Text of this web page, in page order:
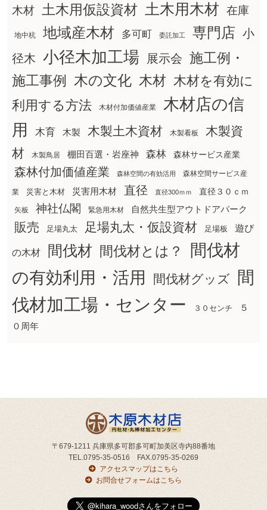
木材
土木用仮設資材 土木用木材 在庫
地中杭 地域産木材 多可町 委託加工 専門店 小
径木 小径木加工場 展示会 施工例・
施工事例
木の文化 木材 木材を有効に
利用する方法
木材付加価値産業
木材店の信
用
木育 木製 木製土木資材 木製看板
木製資
材
木製鳥居 棚田百選・岩座神 森林 森林サービス産業
森林付加価値産業 森林空間の有効活用 森林空間サービス産
業 災害と木材 災害用木材 直径 直径300ｍｍ 直径３０ｃｍ
矢板 神社仏閣 緊急用木材 自然共生型アウトドアパーク
販売 足場丸太 足場丸太・仮設資材 足場板 遊び
の木材 間伐材 間伐材とは？
間伐材
の有効利用・活用
間伐材グッズ
間
伐材加工場・センター
３０センチ
５
０周年
〒679-1211 兵庫県多可郡多可町加美区寺内88番地
TEL.0795-35-0516 FAX.0795-35-0269
アクセスマップはこちら
お問合せフォームはこちら